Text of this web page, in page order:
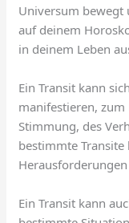
Universum bewegt
auf deinem
in deinem Leben
Ein Transit kann
manifestieren,
Stimmung, des
bestimmte
Ein Transit kann